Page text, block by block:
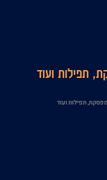
תפילות ועוד
תפילות ועוד